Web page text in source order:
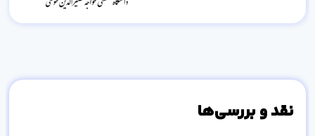
نقد و بررسی‌ها